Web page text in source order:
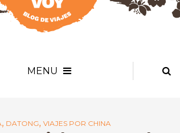
MENU
, DATONG, VIAJES POR CHINA